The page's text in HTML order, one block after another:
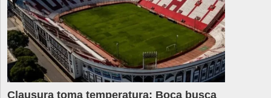
Clausura toma temperatura: Boca busca